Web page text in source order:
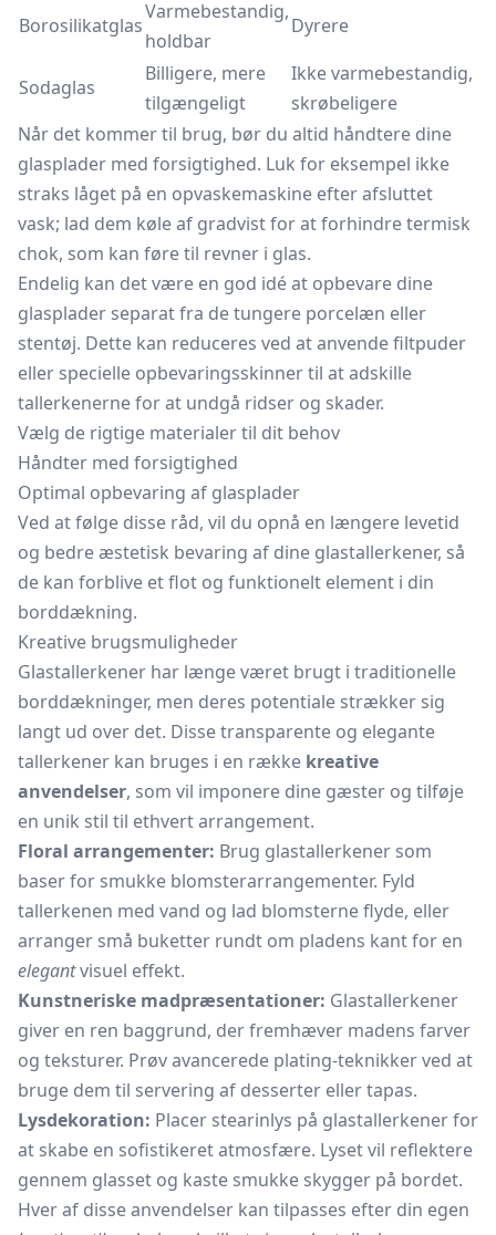
Borosilikatglas
Varmebestandig,
holdbar
Dyrere
Sodaglas
Billigere, mere
tilgængeligt
Ikke varmebestandig,
skrøbeligere
Når det kommer til brug, bør du altid håndtere dine
glasplader med forsigtighed. Luk for eksempel ikke
straks låget på en opvaskemaskine efter afsluttet
vask; lad dem køle af gradvist for at forhindre termisk
chok, som kan føre til revner i glas.
Endelig kan det være en god idé at opbevare dine
glasplader separat fra de tungere porcelæn eller
stentøj. Dette kan reduceres ved at anvendefiltpuder
eller specielle opbevaringsskinner til at adskille
tallerkenerne for at undgå ridser og skader.
Vælg de rigtige materialer til dit behov
Håndter med forsigtighed
Optimal opbevaring af glasplader
Ved at følge disse råd, vil du opnå en længere levetid
og bedre æstetisk bevaring af dine glastallerkener, så
de kan forblive et flot og funktionelt element i din
borddækning.
Kreative brugsmuligheder
Glastallerkener har længe været brugt i traditionelle
borddækninger, men deres potentiale strækker sig
langt ud over det. Disse transparente og elegante
tallerkener kan bruges i en række kreative
anvendelser, som vil imponere dine gæster og tilføje
en unik stil til ethvert arrangement.
Floral arrangementer: Brug glastallerkener som
baser for smukke blomsterarrangementer. Fyld
tallerkenen med vand og lad blomsterne flyde, eller
arranger små buketter rundt om pladens kant for en
elegantvisuel effekt.
Kunstneriske madpræsentationer: Glastallerkener
giver en ren baggrund, der fremhæver madens farver
og teksturer. Prøv avancerede plating-teknikker ved at
bruge dem til servering af desserter eller tapas.
Lysdekoration: Placer stearinlys på glastallerkener for
at skabe en sofistikeret atmosfære. Lyset vil reflektere
gennem glasset og kaste smukke skygger på bordet.
Hver af disse anvendelser kan tilpasses efter din egen